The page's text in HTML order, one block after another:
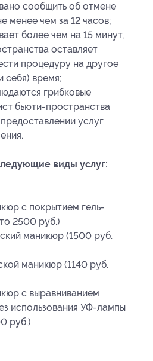
сообщить об отмене
менее чем за 12 часов;
более чем на 15 минут,
оставляет
процедуру на другое
себя) время;
грибковые
бьюти-пространства
услуг
виды услуг:
с покрытием гель-
2500 руб.)
маникюр (1500 руб.
маникюр (1140 руб.
с выравниванием
использования УФ-лампы
руб.)